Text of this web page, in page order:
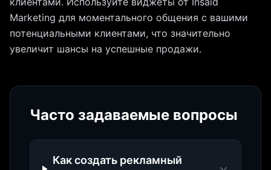
Marketing для моментального общения с вашими
потенциальными клиентами, что значительно
увеличит шансы на успешные продажи.
Часто задаваемые вопросы
Как создать рекламный